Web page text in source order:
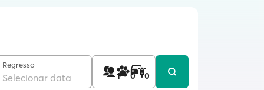
Regresso
Selecionar data 1 0 0